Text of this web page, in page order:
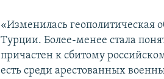
«Изменилась геополитическая
Турции. Более-менее стала
причастен к сбитому
есть среди арестованных